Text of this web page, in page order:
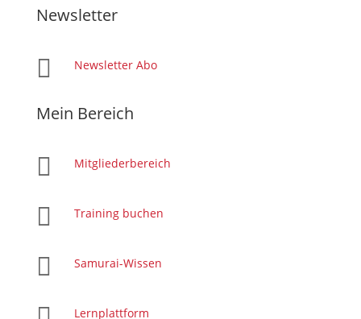
Newsletter
 Newsletter Abo
Mein Bereich
 Mitgliederbereich
 Training buchen
 Samurai-Wissen
Lernplattform